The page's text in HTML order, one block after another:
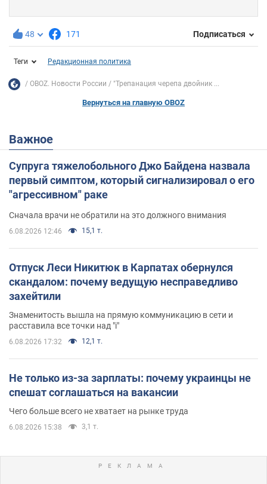
48 171 Подписаться
Теги Редакционная политика
OBOZ. Новости России "Трепанация черепа двойник ...
Вернуться на главную OBOZ
Важное
Супруга тяжелобольного Джо Байдена назвала
первый симптом, который сигнализировал о его
"агрессивном" раке
Сначала врачи не обратили на это должного внимания
6.08.2026 12:46 15,1 т.
Отпуск Леси Никитюк в Карпатах обернулся
скандалом: почему ведущую несправедливо
захейтили
Знаменитость вышла на прямую коммуникацию в сети и
расставила все точки над "i"
6.08.2026 17:32 12,1 т.
Не только из-за зарплаты: почему украинцы не
спешат соглашаться на вакансии
Чего больше всего не хватает на рынке труда
6.08.2026 15:38 3,1 т.